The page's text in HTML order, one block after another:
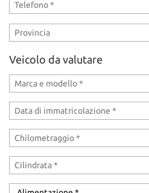
Veicolo da valutare